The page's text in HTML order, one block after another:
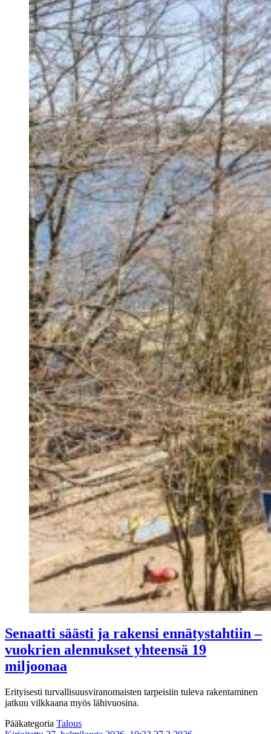
Senaatti säästi ja rakensi ennätystahtiin –
vuokrien alennukset yhteensä 19
miljoonaa
Erityisesti turvallisuusviranomaisten tarpeisiin tuleva rakentaminen
jatkuu vilkkaana myös lähivuosina.
Pääkategoria Talous